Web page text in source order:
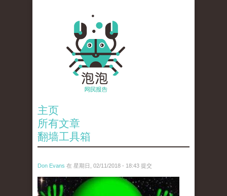
主页
所有文章
翻墙工具箱
Don Evans 在 星期日, 02/11/2018 - 18:43 提交
wechatimg1429.jpeg